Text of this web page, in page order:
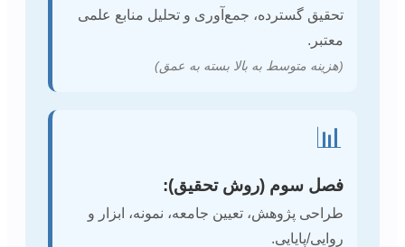
تحقیق گسترده، جمع‌آوری و تحلیل منابع علمی
معتبر.
(هزینه متوسط به بالا بسته به عمق)
📊
فصل سوم (روش تحقیق):
طراحی پژوهش، تعیین جامعه، نمونه، ابزار و
روایی/پایایی.